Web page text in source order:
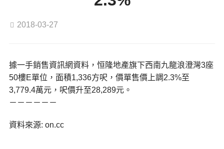
2018-03-27
據一手銷售資訊網資料，恒隆地產旗下西南九龍浪澄灣3座
50樓E單位，面積1,336方呎，價單售價上調2.3%至
3,779.4萬元，呎價升至28,289元。
－－－－－－
資料來源: on.cc